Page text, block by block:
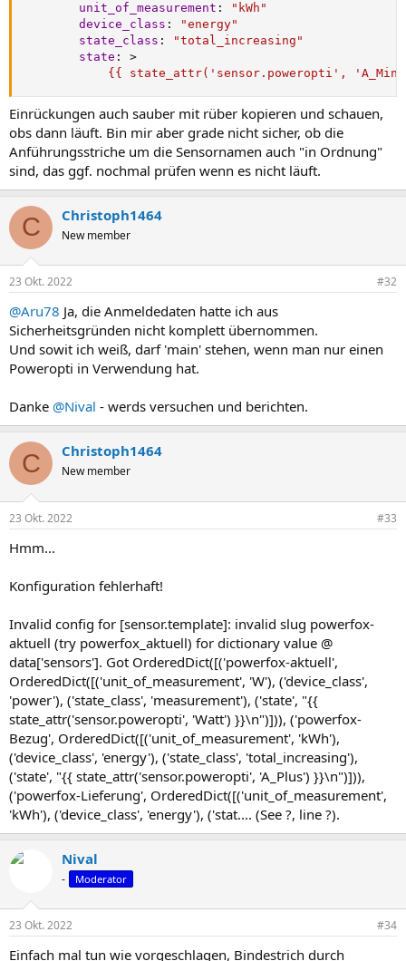
unit_of_measurement :
"kWh"
device_class :
"energy"
state_class :
"total_increasing"
state :
>
{{ state_attr('sensor.poweropti',
Einrückungen auch sauber mit rüber kopieren und schauen,
obs dann läuft. Bin mir aber grade nicht sicher, ob die
Anführungsstriche um die Sensornamen auch "in Ordnung"
sind, das ggf. nochmal prüfen wenn es nicht läuft.
C Christoph1464
New member
23 Okt. 2022 #32
@Aru78 Ja, die Anmeldedaten hatte ich aus
Sicherheitsgründen nicht komplett übernommen.
Und sowit ich weiß, darf 'main' stehen, wenn man nur einen
Poweropti in Verwendung hat.
Danke @Nival - werds versuchen und berichten.
C Christoph1464
New member
23 Okt. 2022 #33
Hmm...
Konfiguration fehlerhaft!
Invalid config for [sensor.template]: invalid slug powerfox-
aktuell (try powerfox_aktuell) for dictionary value @
data['sensors']. Got OrderedDict([('powerfox-aktuell',
OrderedDict([('unit_of_measurement', 'W'), ('device_class',
'power'), ('state_class', 'measurement'), ('state', "{{
state_attr('sensor.poweropti', 'Watt') }}\n")])), ('powerfox-
Bezug', OrderedDict([('unit_of_measurement', 'kWh'),
('device_class', 'energy'), ('state_class', 'total_increasing'),
('state', "{{ state_attr('sensor.poweropti', 'A_Plus') }}\n")])),
('powerfox-Lieferung', OrderedDict([('unit_of_measurement',
'kWh'), ('device_class', 'energy'), ('stat.... (See ?, line ?).
Nival
- Moderator
23 Okt. 2022 #34
Einfach mal tun wie vorgeschlagen, Bindestrich durch